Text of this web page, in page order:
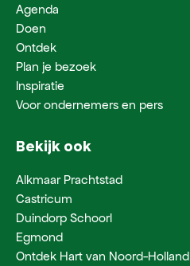
Agenda
Doen
Ontdek
Plan je bezoek
Inspiratie
Voor ondernemers en pers
Bekijk ook
Alkmaar Prachtstad
Castricum
Duindorp Schoorl
Egmond
Ontdek Hart van Noord-Holland